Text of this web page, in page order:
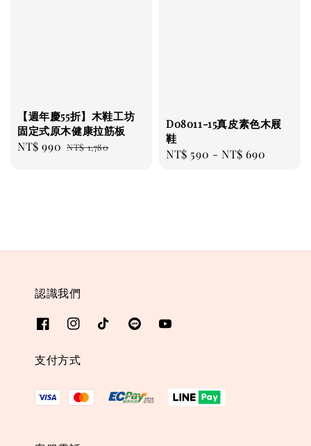
【週年慶55折】木鞋工坊
固定式原木健康拉筋板
Sale
NT$ 990 Regular
NT$ 1,780
D08011-15真皮素色木屐
鞋
Regular
NT$ 590 -NT$ 690
認識我們
支付方式